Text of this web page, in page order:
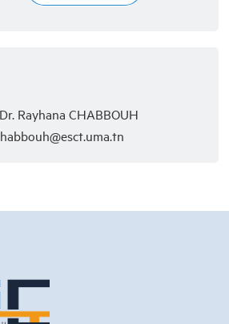
Rayhana CHABBOUH